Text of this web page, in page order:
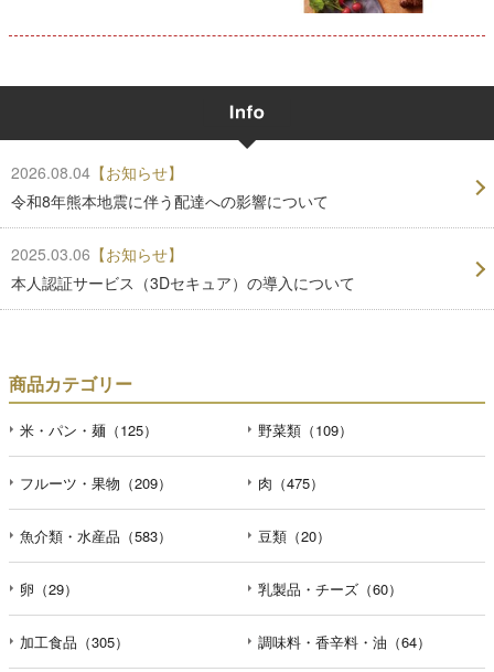
2026.08.04 【お知らせ】
令和8年熊本地震に伴う配達への影響について
2025.03.06 【お知らせ】
本人認証サービス（3Dセキュア）の導入について
商品カテゴリー
米・パン・麺（125） 野菜類（109）
フルーツ・果物（209） 肉（475）
魚介類・水産品（583） 豆類（20）
卵（29） 乳製品・チーズ（60）
加工食品（305） 調味料・香辛料・油（64）